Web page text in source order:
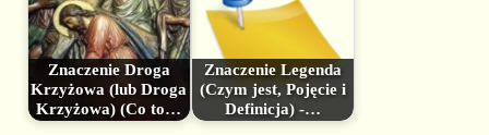
Znaczenie Droga
Krzyżowa (lub Droga
Krzyżowa) (Co to…
Znaczenie Legenda
(Czym jest, Pojęcie i
Definicja) -…